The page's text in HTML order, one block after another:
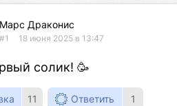
Марс Драконис
#1 18 июня 2025 в 13:47
солик! 🥳
11 Ответить 1